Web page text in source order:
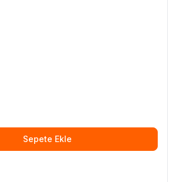
Sepete Ekle